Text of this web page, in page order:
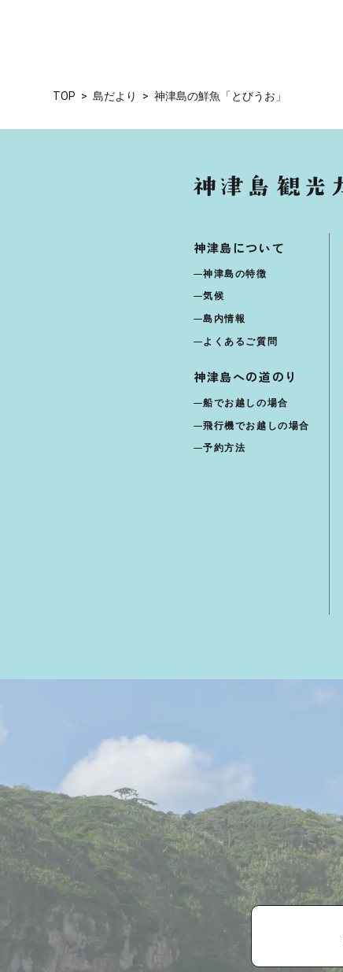
TOP 島だより 神津島の鮮魚「とびうお」
神津島について
神津島の特徴
気候
島内情報
よくあるご質問
神津島への道のり
船でお越しの場合
飛行機でお越しの場合
予約方法